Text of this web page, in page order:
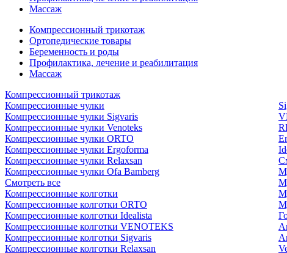
Массаж
Компрессионный трикотаж
Ортопедические товары
Беременность и роды
Профилактика, лечение и реабилитация
Массаж
Компрессионный трикотаж
Компрессионные чулки
Компрессионные чулки Sigvaris
Компрессионные чулки Venoteks
Компрессионные чулки ORTO
Компрессионные чулки Ergoforma
Компрессионные чулки Relaxsan
Компрессионные чулки Ofa Bamberg
Смотреть все
Компрессионные колготки
Компрессионные колготки ORTO
Компрессионные колготки Idealista
Компрессионные колготки VENOTEKS
Компрессионные колготки Sigvaris
Компрессионные колготки Relaxsan